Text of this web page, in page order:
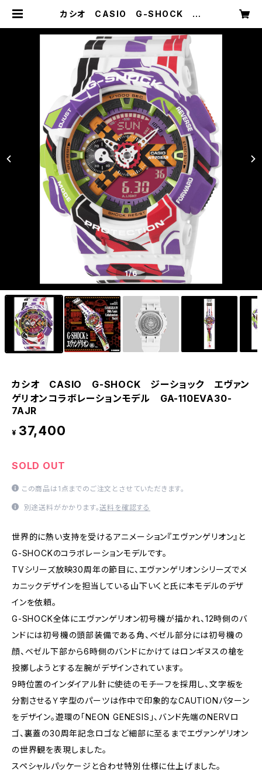
カシオ CASIO G-SHOCK ジ
レーションモデル GA-110EVA30-
7AJR | メガネ・時計・宝石のお店
藤原時計舗
1/6
カシオ CASIO G-SHOCK ジーショック エヴァン
ゲリオンコラボレーションモデル GA-110EVA30-
7AJR
¥ 37,400
SOLD OUT
この商品は1点までのご注文とさせていただきます。
別途送料がかかります。送料を確認する
世界的に熱い支持を受けるアニメーション『エヴァンゲリオン』と
G-SHOCKのコラボレーションモデルです。
TVシリーズ放映30周年の節目に、エヴァンゲリオンシリーズでメ
カニックデザインを担当している山下いくと氏に本モデルのデザ
インを依頼。
G-SHOCK全体にエヴァンゲリオン初号機が描かれ、12時側のバ
ンドには初号機の頭部装備である角、ベゼル部分には初号機の
顔、ベゼル下部から6時側のバンドにかけてはロンギヌスの槍を
投擲しようとする左腕がデザインされています。
9時位置のインダイアル針に使徒のモチーフを採用し、文字板を
分割させるＹ字型のパーツは作中で印象的なCAUTIONパターン
をデザイン。遊環の「NEON GENESIS」、バンド先端のNERVロ
ゴ、裏蓋の30周年記念ロゴなど細部に至るまでエヴァンゲリオン
の世界観を表現しました。
スペシャルパッケージと合わせ特別仕様に仕上げました。